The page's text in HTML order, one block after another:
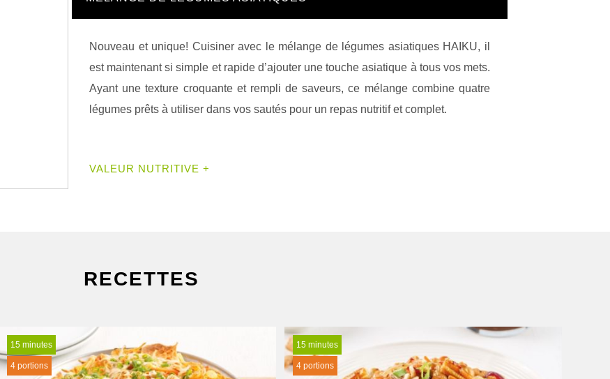
Nouveau et unique! Cuisiner avec le mélange de légumes asiatiques HAIKU, il
est maintenant si simple et rapide d’ajouter une touche asiatique à tous vos mets.
Ayant une texture croquante et rempli de saveurs, ce mélange combine quatre
légumes prêts à utiliser dans vos sautés pour un repas nutritif et complet.
VALEUR NUTRITIVE +
RECETTES
15 minutes
4 portions
15 minutes
4 portions